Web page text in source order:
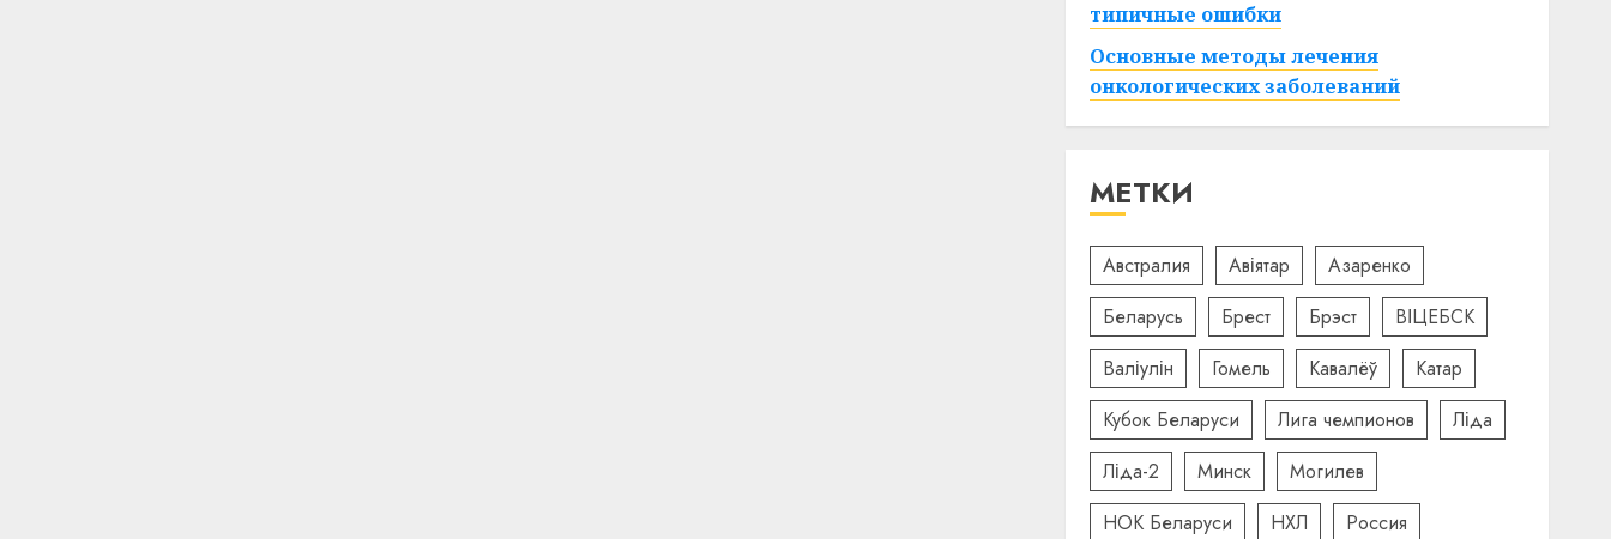
типичные ошибки
Основные методы лечения
онкологических заболеваний
МЕТКИ
Австралия Авіятар
Азаренко
Беларусь
Брест Брэст
ВІЦЕБСК
Валіулін
Гомель Кавалёў
Катар
Кубок Беларуси
Лига чемпионов
Ліда
Ліда-2
Минск
Могилев
НОК Беларуси
НХЛ
Россия